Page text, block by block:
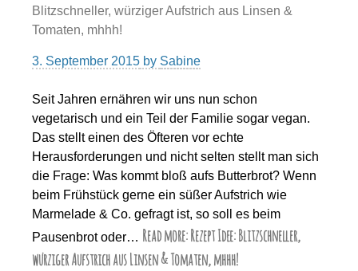
Blitzschneller, würziger Aufstrich aus Linsen &
Tomaten, mhhh!
3. September 2015 by Sabine
Seit Jahren ernähren wir uns nun schon
vegetarisch und ein Teil der Familie sogar vegan.
Das stellt einen des Öfteren vor echte
Herausforderungen und nicht selten stellt man sich
die Frage: Was kommt bloß aufs Butterbrot? Wenn
beim Frühstück gerne ein süßer Aufstrich wie
Marmelade & Co. gefragt ist, so soll es beim
Pausenbrot oder… Read more: Rezept Idee: Blitzschneller,
würziger Aufstrich aus Linsen & Tomaten, mhhh!